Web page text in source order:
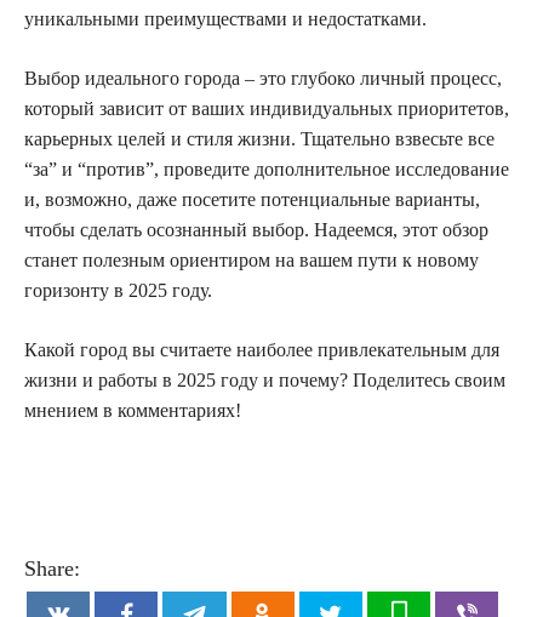
уникальными преимуществами и недостатками.
Выбор идеального города – это глубоко личный процесс,
который зависит от ваших индивидуальных приоритетов,
карьерных целей и стиля жизни. Тщательно взвесьте все
“за” и “против”, проведите дополнительное исследование
и, возможно, даже посетите потенциальные варианты,
чтобы сделать осознанный выбор. Надеемся, этот обзор
станет полезным ориентиром на вашем пути к новому
горизонту в 2025 году.
Какой город вы считаете наиболее привлекательным для
жизни и работы в 2025 году и почему? Поделитесь своим
мнением в комментариях!
Share: